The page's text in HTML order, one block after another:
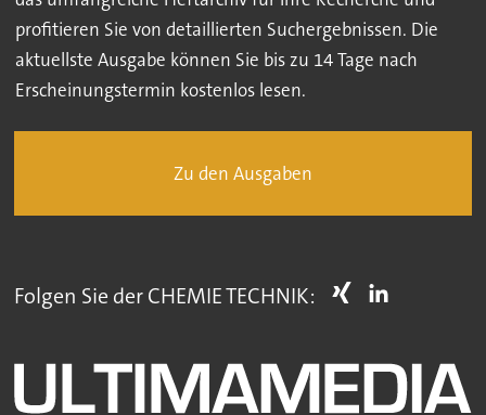
profitieren Sie von detaillierten Suchergebnissen. Die
aktuellste Ausgabe können Sie bis zu 14 Tage nach
Erscheinungstermin kostenlos lesen.
Zu den Ausgaben
Folgen Sie der CHEMIE TECHNIK: